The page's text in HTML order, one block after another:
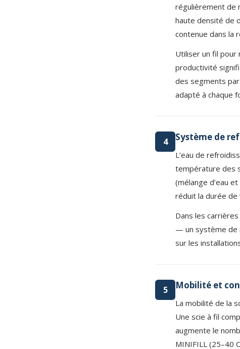
régulièrement de
haute densité de
contenue dans la
Utiliser un fil pour
productivité
des segments par
adapté à chaque
4 Système de
L’eau de
température des
(mélange d’eau
réduit la durée de
Dans les
— un système de
sur les
5 Mobilité et
La mobilité de la
Une scie à fil
augmente le
MINIFILL (25–40